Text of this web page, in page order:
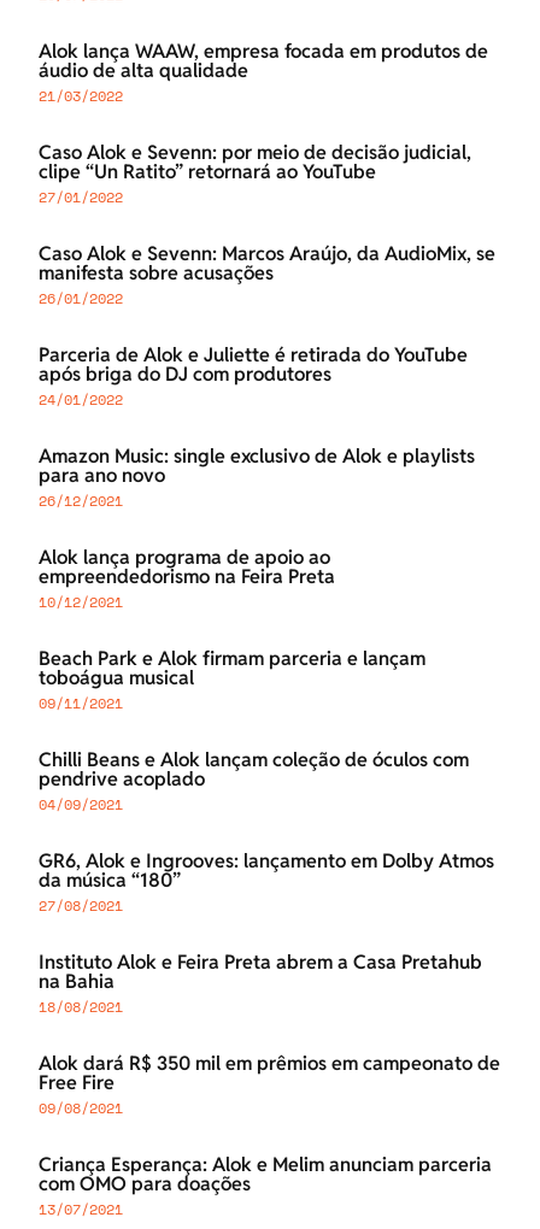
Alok lança WAAW, empresa focada em produtos de
áudio de alta qualidade
21/03/2022
Caso Alok e Sevenn: por meio de decisão judicial,
clipe “Un Ratito” retornará ao YouTube
27/01/2022
Caso Alok e Sevenn: Marcos Araújo, da AudioMix, se
manifesta sobre acusações
26/01/2022
Parceria de Alok e Juliette é retirada do YouTube
após briga do DJ com produtores
24/01/2022
Amazon Music: single exclusivo de Alok e playlists
para ano novo
26/12/2021
Alok lança programa de apoio ao
empreendedorismo na Feira Preta
10/12/2021
Beach Park e Alok firmam parceria e lançam
toboágua musical
09/11/2021
Chilli Beans e Alok lançam coleção de óculos com
pendrive acoplado
04/09/2021
GR6, Alok e Ingrooves: lançamento em Dolby Atmos
da música “180”
27/08/2021
Instituto Alok e Feira Preta abrem a Casa Pretahub
na Bahia
18/08/2021
Alok dará R$ 350 mil em prêmios em campeonato de
Free Fire
09/08/2021
Criança Esperança: Alok e Melim anunciam parceria
com OMO para doações
13/07/2021